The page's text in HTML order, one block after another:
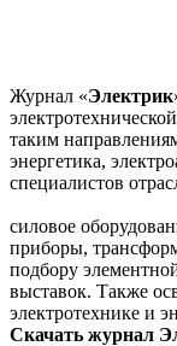
Журнал «Электрик
таким
энергетика,
специалистов
силовое
приборы,
подбору
выставок. Также
электротехнике и
Скачать журнал